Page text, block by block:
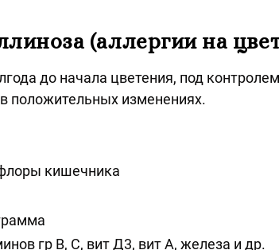
(аллергии на
до начала цветения, под
положительных изменениях.
кишечника
гр В, С, вит Д3, вит А, железа и др.